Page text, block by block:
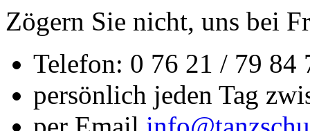
Zögern Sie nicht, uns bei
Telefon: 0 76 21 / 79 84
persönlich jeden Tag